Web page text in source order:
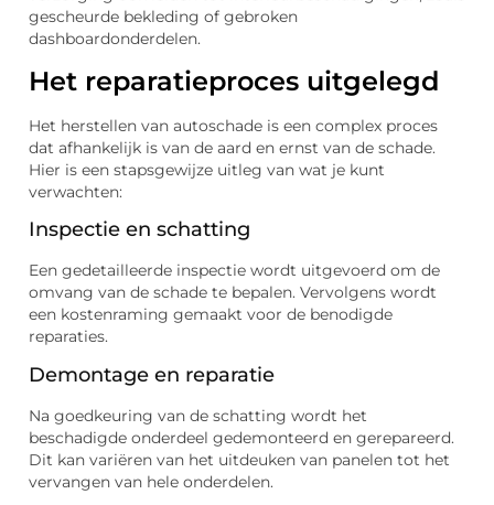
gescheurde bekleding of gebroken
dashboardonderdelen.
Het reparatieproces uitgelegd
Het herstellen van autoschade is een complex proces
dat afhankelijk is van de aard en ernst van de schade.
Hier is een stapsgewijze uitleg van wat je kunt
verwachten:
Inspectie en schatting
Een gedetailleerde inspectie wordt uitgevoerd om de
omvang van de schade te bepalen. Vervolgens wordt
een kostenraming gemaakt voor de benodigde
reparaties.
Demontage en reparatie
Na goedkeuring van de schatting wordt het
beschadigde onderdeel gedemonteerd en gerepareerd.
Dit kan variëren van het uitdeuken van panelen tot het
vervangen van hele onderdelen.